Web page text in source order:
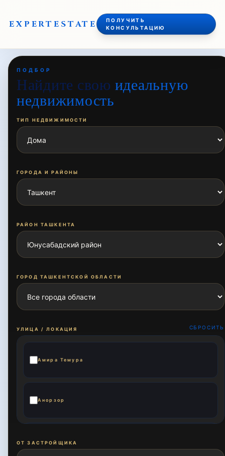
EXPERTESTATE
ПОЛУЧИТЬ
КОНСУЛЬТАЦИЮ
ПОДБОР
Найдите свою идеальную
недвижимость
ТИП НЕДВИЖИМОСТИ
ГОРОДА И РАЙОНЫ
РАЙОН ТАШКЕНТА
ГОРОД ТАШКЕНТСКОЙ ОБЛАСТИ
УЛИЦА / ЛОКАЦИЯ СБРОСИТЬ
Амира Темура
Анорзор
Ахмад Дониш
ОТ ЗАСТРОЙЩИКА